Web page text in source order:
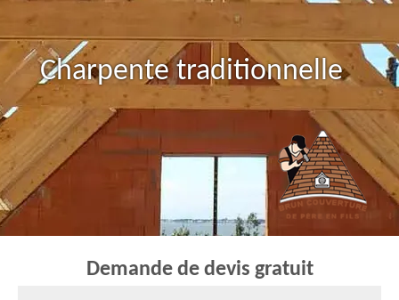
Charpente traditionnelle
Demande de devis gratuit